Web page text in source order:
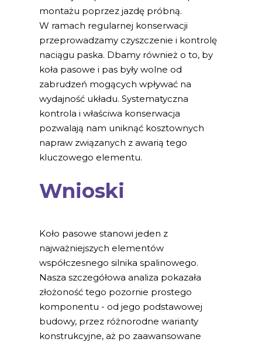
montażu poprzez jazdę próbną.
W ramach regularnej konserwacji
przeprowadzamy czyszczenie i kontrolę
naciągu paska. Dbamy również o to, by
koła pasowe i pas były wolne od
zabrudzeń mogących wpływać na
wydajność układu. Systematyczna
kontrola i właściwa konserwacja
pozwalają nam uniknąć kosztownych
napraw związanych z awarią tego
kluczowego elementu.
Wnioski
Koło pasowe stanowi jeden z
najważniejszych elementów
współczesnego silnika spalinowego.
Nasza szczegółowa analiza pokazała
złożoność tego pozornie prostego
komponentu - od jego podstawowej
budowy, przez różnorodne warianty
konstrukcyjne, aż po zaawansowane